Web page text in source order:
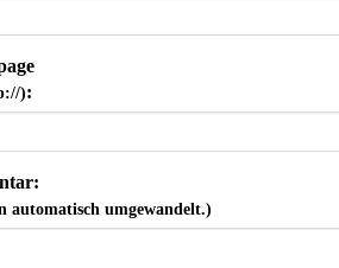
):
automatisch umgewandelt.)